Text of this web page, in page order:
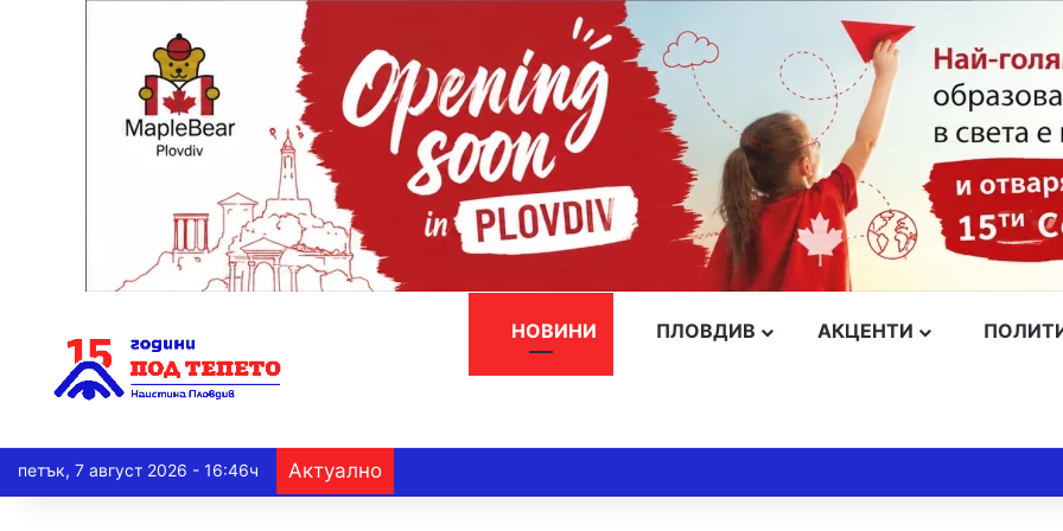
НОВИНИ ПЛОВДИВ АКЦЕНТИ
петък, 7 август 2026 - 16:46ч Актуално